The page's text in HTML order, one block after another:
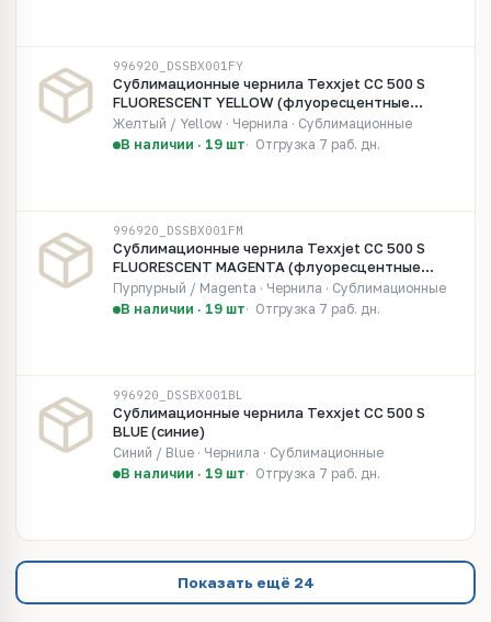
996920_DSSBX001FY
Сублимационные чернила Texxjet CC 500 S
FLUORESCENT YELLOW (флуоресцентные
жёлтые)
Желтый / Yellow · Чернила · Сублимационные
В наличии · 19 шт
Отгрузка 7 раб. дн.
996920_DSSBX001FM
Сублимационные чернила Texxjet CC 500 S
FLUORESCENT MAGENTA (флуоресцентные
пурпурные)
Пурпурный / Magenta · Чернила · Сублимационные
В наличии · 19 шт
Отгрузка 7 раб. дн.
996920_DSSBX001BL
Сублимационные чернила Texxjet CC 500 S
BLUE (синие)
Синий / Blue · Чернила · Сублимационные
В наличии · 19 шт
Отгрузка 7 раб. дн.
Показать ещё 24